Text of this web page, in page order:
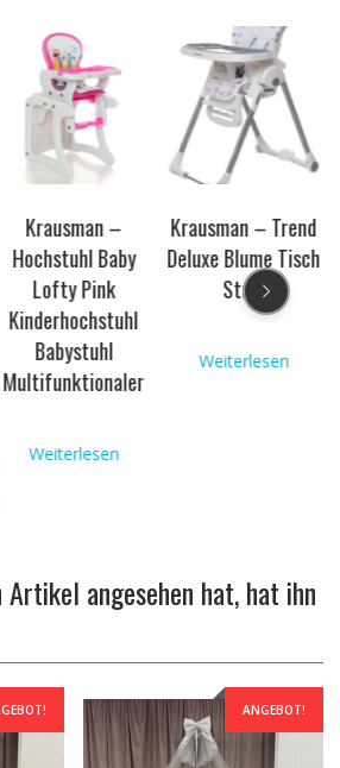
€.
Krausman –
Hochstuhl Baby
Lofty Pink
Kinderhochstuhl
Babystuhl
Multifunktionaler
Weiterlesen
Krausman – Trend
Deluxe Blume Tisch
Stuhl
Weiterlesen
Artikel angesehen hat, hat ihn
ANGEBOT!